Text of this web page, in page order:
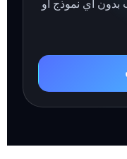
بدون أي نموذج أو